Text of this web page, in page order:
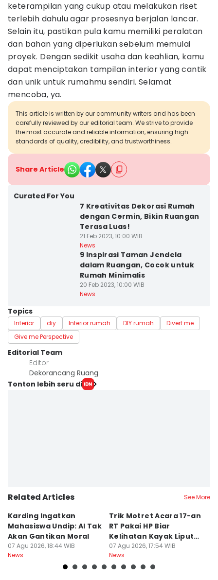
keterampilan yang cukup atau melakukan riset
terlebih dahulu agar prosesnya berjalan lancar.
Selain itu, pastikan pula kamu memiliki peralatan
dan bahan yang diperlukan sebelum memulai
proyek. Dengan sedikit usaha dan keahlian, kamu
dapat menciptakan tampilan interior yang cantik
dan unik untuk rumahmu sendiri. Selamat
mencoba, ya.
This article is written by our community writers and has been
carefully reviewed by our editorial team. We strive to provide
the most accurate and reliable information, ensuring high
standards of quality, credibility, and trustworthiness.
Share Article
Curated For You
7 Kreativitas Dekorasi Rumah
dengan Cermin, Bikin Ruangan
Terasa Luas!
21 Feb 2023, 10:00 WIB
News
9 Inspirasi Taman Jendela
dalam Ruangan, Cocok untuk
Rumah Minimalis
20 Feb 2023, 10:00 WIB
News
Topics
Interior diy Interior rumah DIY rumah
Divert me
Give me Perspective
Editorial Team
Editor
Dekorancang Ruang
Tonton lebih seru di
Related Articles See More
Karding Ingatkan
Mahasiswa Undip: AI Tak
Akan Gantikan Moral
07 Agu 2026, 18:44 WIB
News
Trik Motret Acara 17-an
RT Pakai HP Biar
Kelihatan Kayak Liputan
Festival Nasional
07 Agu 2026, 17:54 WIB
News